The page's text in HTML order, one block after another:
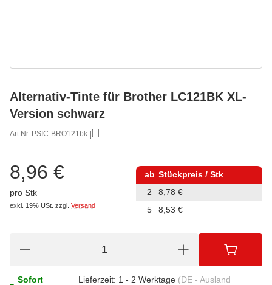
Alternativ-Tinte für Brother LC121BK XL-
Version schwarz
Art.Nr.:PSIC-BRO121bk
8,96 €
pro Stk
exkl. 19% USt. zzgl. Versand
ab Stückpreis / Stk
2
8,78 €
5
8,53 €
Sofort
Lieferzeit: 1 - 2 Werktage (DE - Ausland